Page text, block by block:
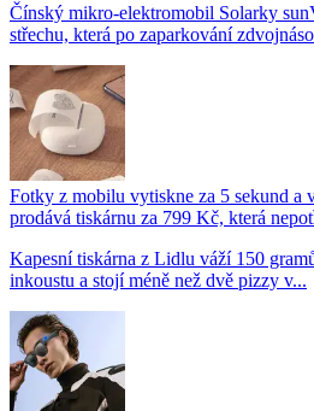
Čínský mikro-elektromobil Solarky
střechu, která po zaparkování
Fotky z mobilu vytiskne za 5 sekund a
prodává tiskárnu za 799 Kč, která
Kapesní tiskárna z Lidlu váží 150
inkoustu a stojí méně než dvě pizzy v...